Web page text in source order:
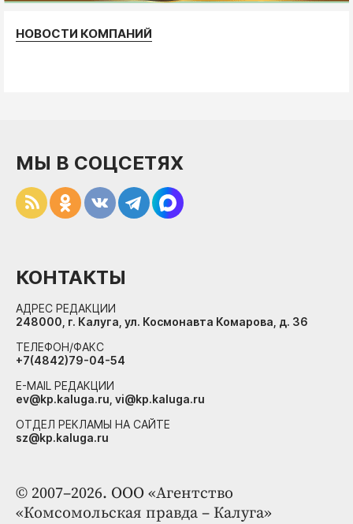
НОВОСТИ КОМПАНИЙ
© 2007–2026. ООО «Агентство
«Комсомольская правда – Калуга»
МЫ В СОЦСЕТЯХ
КОНТАКТЫ
АДРЕС РЕДАКЦИИ
248000, г. Калуга, ул. Космонавта Комарова, д. 36
ТЕЛЕФОН/ФАКС
+7(4842)79-04-54
E-MAIL РЕДАКЦИИ
ev@kp.kaluga.ru, vi@kp.kaluga.ru
ОТДЕЛ РЕКЛАМЫ НА САЙТЕ
sz@kp.kaluga.ru